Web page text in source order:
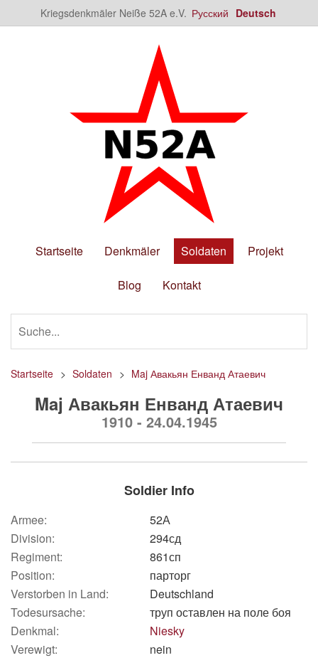
Kriegsdenkmäler Neiße 52A e.V. Русский Deutsch
Startseite Denkmäler Soldaten Projekt
Blog Kontakt
Startseite Soldaten Maj Авакьян Енванд Атаевич
Maj Авакьян Енванд Атаевич
1910 - 24.04.1945
Soldier Info
Armee:
52А
Division:
294сд
Regiment:
861сп
Position:
парторг
Verstorben in Land:
Deutschland
Todesursache:
труп оставлен на поле боя
Denkmal:
Niesky
Verewigt:
nein